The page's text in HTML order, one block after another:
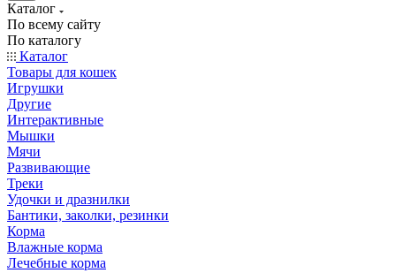
Каталог
По всему сайту
По каталогу
Каталог
Товары для кошек
Игрушки
Другие
Интерактивные
Мышки
Мячи
Развивающие
Треки
Удочки и дразнилки
Бантики, заколки, резинки
Корма
Влажные корма
Лечебные корма